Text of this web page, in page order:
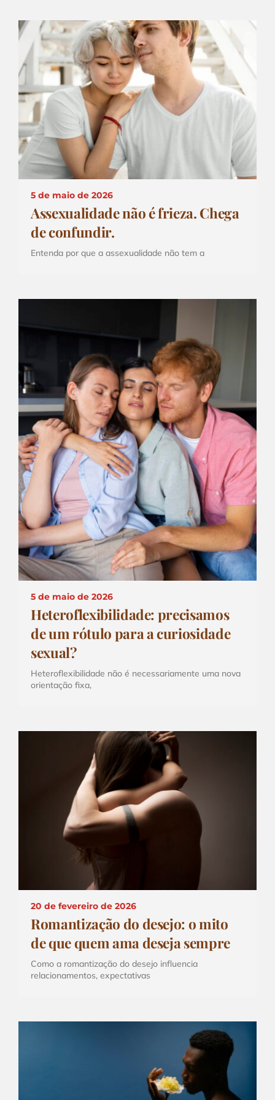
5 de maio de 2026
Assexualidade não é frieza. Chega
de confundir.
Entenda por que a assexualidade não tem a
5 de maio de 2026
Heteroflexibilidade: precisamos
de um rótulo para a curiosidade
sexual?
Heteroflexibilidade não é necessariamente uma nova
orientação fixa,
20 de fevereiro de 2026
Romantização do desejo: o mito
de que quem ama deseja sempre
Como a romantização do desejo influencia
relacionamentos, expectativas